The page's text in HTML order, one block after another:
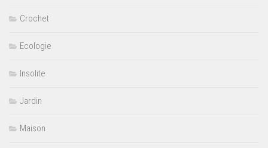
Crochet
Ecologie
Insolite
Jardin
Maison